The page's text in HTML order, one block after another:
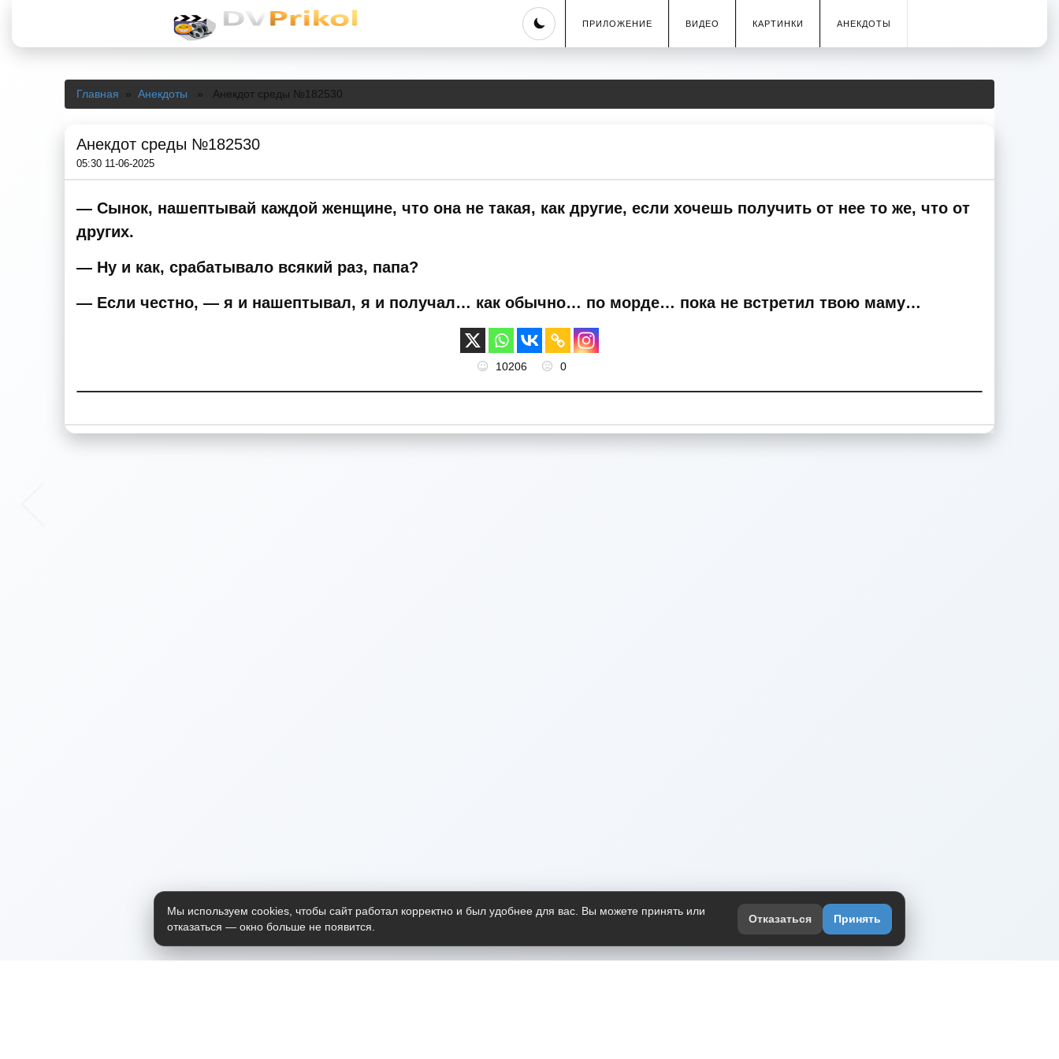
Skip
ПРИЛОЖЕНИЕ ВИДЕО КАРТИНКИ АНЕКДОТЫ
Главная » Анекдоты » Анекдот среды №182530
Анекдот среды №182530
05:30 11-06-2025
— Сынок, нашептывай каждой женщине, что она не такая, как другие, если хочешь получить от нее то же, что от
других.
— Ну и как, срабатывало всякий раз, папа?
— Если честно, — я и нашептывал, я и получал… как обычно… по морде… пока не встретил твою маму…
10206 0
Мы используем cookies, чтобы сайт работал корректно и был удобнее для вас. Вы можете принять или
отказаться — окно больше не появится.
Отказаться Принять